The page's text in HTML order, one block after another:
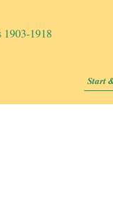
1903-1918
Start